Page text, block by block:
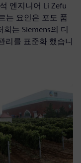
엔지니어 Li Zefu
는 요인은 포도 품
는 Siemens의 디
리를 표준화 했습니